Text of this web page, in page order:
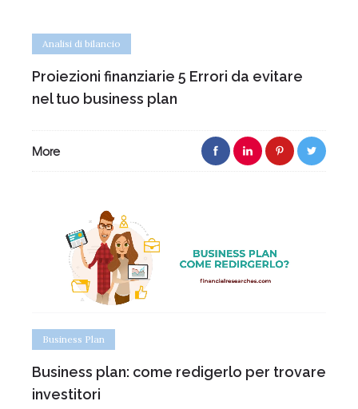
Analisi di bilancio
Proiezioni finanziarie 5 Errori da evitare
nel tuo business plan
More
Business Plan
Business plan: come redigerlo per trovare
investitori